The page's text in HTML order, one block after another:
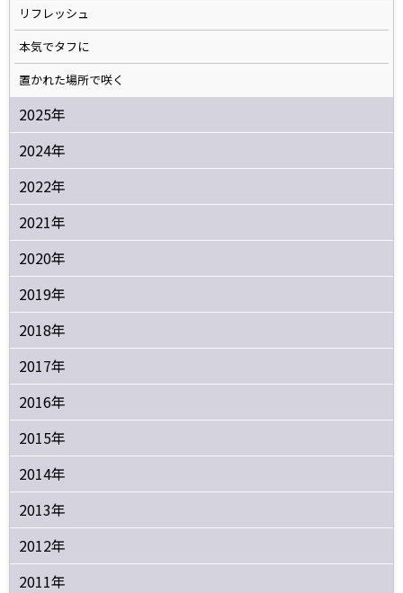
リフレッシュ
本気でタフに
置かれた場所で咲く
2025年
2024年
2022年
2021年
2020年
2019年
2018年
2017年
2016年
2015年
2014年
2013年
2012年
2011年